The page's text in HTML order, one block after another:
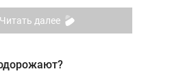
Читать далее